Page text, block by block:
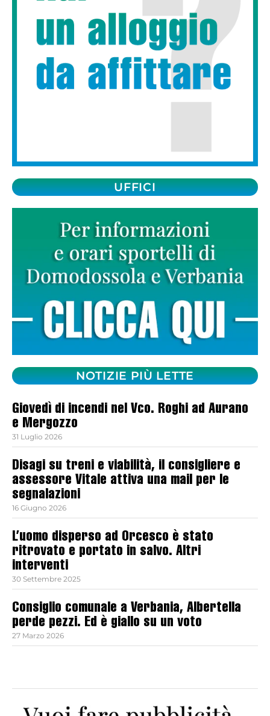
UFFICI
NOTIZIE PIÙ LETTE
Giovedì di incendi nel Vco. Roghi ad Aurano
e Mergozzo
31 Luglio 2026
Disagi su treni e viabilità, il consigliere e
assessore Vitale attiva una mail per le
segnalazioni
16 Giugno 2026
L’uomo disperso ad Orcesco è stato
ritrovato e portato in salvo. Altri
interventi
30 Settembre 2025
Consiglio comunale a Verbania, Albertella
perde pezzi. Ed è giallo su un voto
27 Marzo 2026